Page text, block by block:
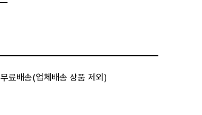
료배송(업체배송 상품 제외)